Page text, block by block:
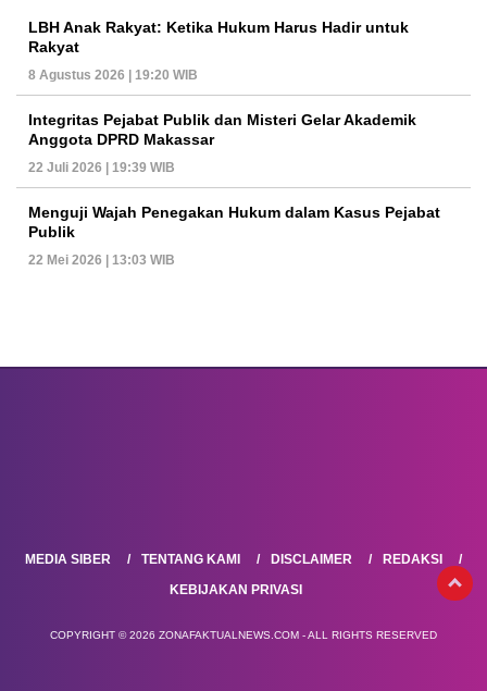
LBH Anak Rakyat: Ketika Hukum Harus Hadir untuk
Rakyat
8 Agustus 2026 | 19:20 WIB
Integritas Pejabat Publik dan Misteri Gelar Akademik
Anggota DPRD Makassar
22 Juli 2026 | 19:39 WIB
Menguji Wajah Penegakan Hukum dalam Kasus Pejabat
Publik
22 Mei 2026 | 13:03 WIB
MEDIA SIBER TENTANG KAMI DISCLAIMER
REDAKSI
KEBIJAKAN PRIVASI
COPYRIGHT © 2026 ZONAFAKTUALNEWS.COM - ALL RIGHTS RESERVED